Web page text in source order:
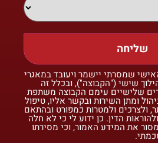
שליחה
שמסרתי יישמר ויעובד במאגרי
שישי ("הקבוצה"), ובכלל זה
שלישיים עימם הקבוצה משתפת
ומתן השירות ובקשר אליו, טיפול
ולצרכים ולמטרות כמפורט ובהתאם
הדין. כן ידוע לי כי לא חלה
את המידע האמור, וכי מסירתו